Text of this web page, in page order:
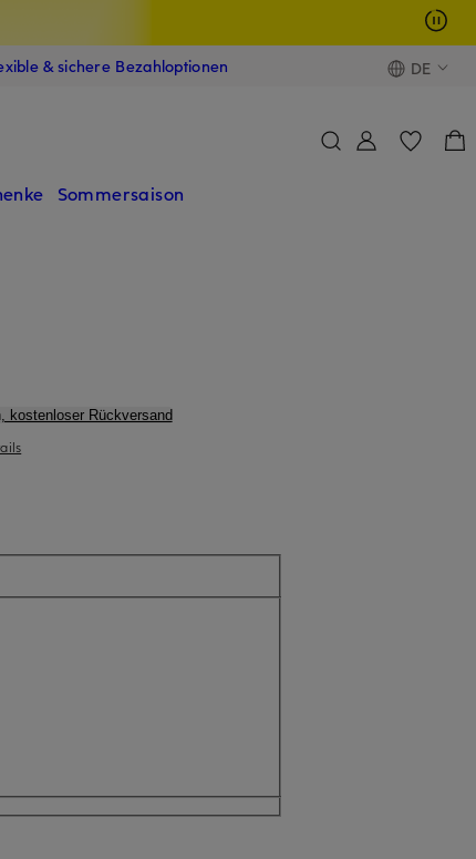
& sichere Bezahloptionen DE
Sommersaison
kostenloser Rückversand